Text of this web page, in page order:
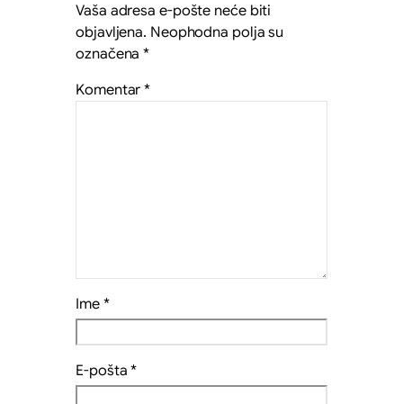
Vaša adresa e-pošte neće biti
objavljena. Neophodna polja su
označena*
Komentar*
Ime *
E-pošta*